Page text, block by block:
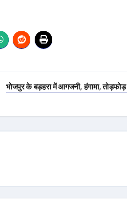
भोजपुर के बड़हरा में आगजनी, हंगामा, तोड़फोड़